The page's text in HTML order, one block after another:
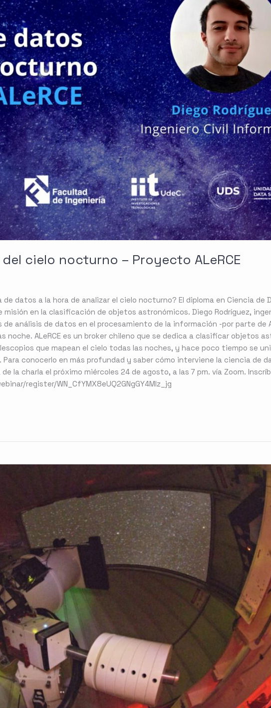
cielo nocturno – Proyecto ALeRCE
datos a la hora de analizar el cielo nocturno? El diploma en Ciencia de
en la clasificación de objetos astronómicos. Diego Rodríguez,
análisis de datos en el procesamiento de la información -por parte de
noche. ALeRCE es un broker chileno que se dedica a clasificar objetos
que mapean el cielo todas las noches, y hace poco tiempo se
Para conocerlo en más profundad y saber cómo interviene la ciencia de
la charla el próximo miércoles 24 de agosto, a las 7 pm. vía Zoom.
register/WN_CfYMX8eUQ2GNgGY4Mlz_jg